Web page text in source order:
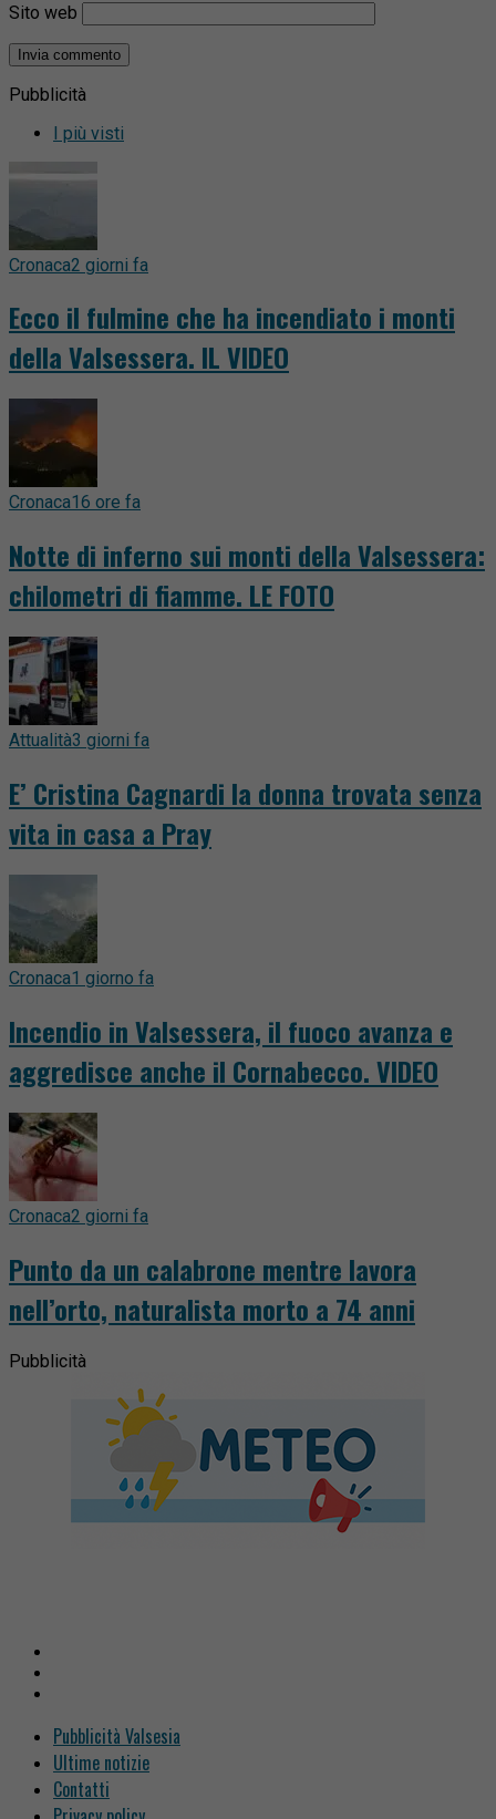
Sito web
Pubblicità
I più visti
Cronaca2 giorni fa
Ecco il fulmine che ha incendiato i monti
della Valsessera. IL VIDEO
Cronaca16 ore fa
Notte di inferno sui monti della Valsessera:
chilometri di fiamme. LE FOTO
Attualità3 giorni fa
E’ Cristina Cagnardi la donna trovata senza
vita in casa a Pray
Cronaca1 giorno fa
Incendio in Valsessera, il fuoco avanza e
aggredisce anche il Cornabecco. VIDEO
Cronaca2 giorni fa
Punto da un calabrone mentre lavora
nell’orto, naturalista morto a 74 anni
Pubblicità
Pubblicità Valsesia
Ultime notizie
Contatti